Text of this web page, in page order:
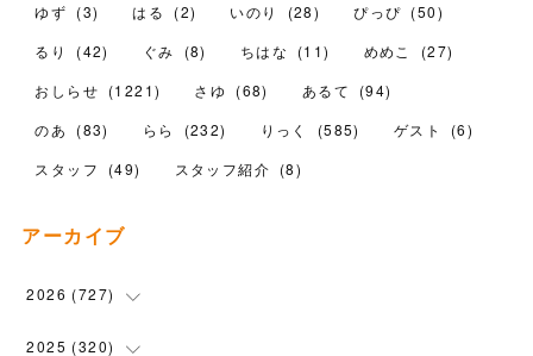
ゆず (3) はる (2) いのり (28) ぴっぴ (50)
るり
(42) ぐみ (8) ちはな (11) めめこ (27)
おしらせ (1221) さゆ (68) あるて (94)
のあ
(83) らら (232) りっく (585) ゲスト (6)
スタッフ
(49) スタッフ紹介 (8)
アーカイブ
2026 (727)
(18)
2025 (320)